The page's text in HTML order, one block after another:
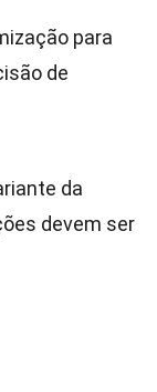
para
de
da
devem ser